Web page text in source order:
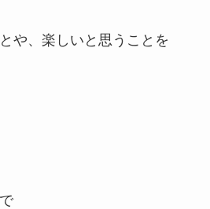
や、楽しいと思うことを